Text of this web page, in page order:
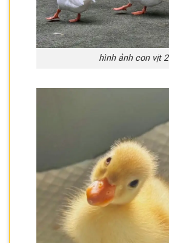
hình ảnh con vịt